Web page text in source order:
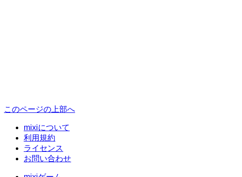
このページの上部へ
mixiについて
利用規約
ライセンス
お問い合わせ